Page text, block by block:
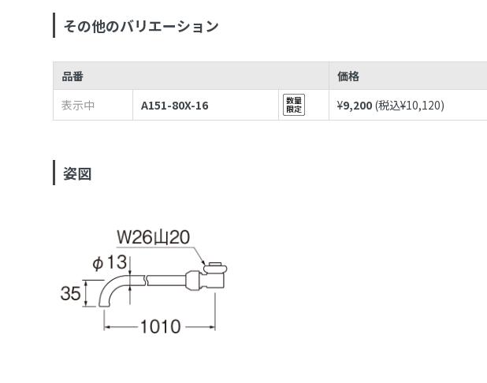
その他のバリエーション
品番 価格
表示中
A151-80X-16 ¥9,200 (税込¥10,120)
姿図